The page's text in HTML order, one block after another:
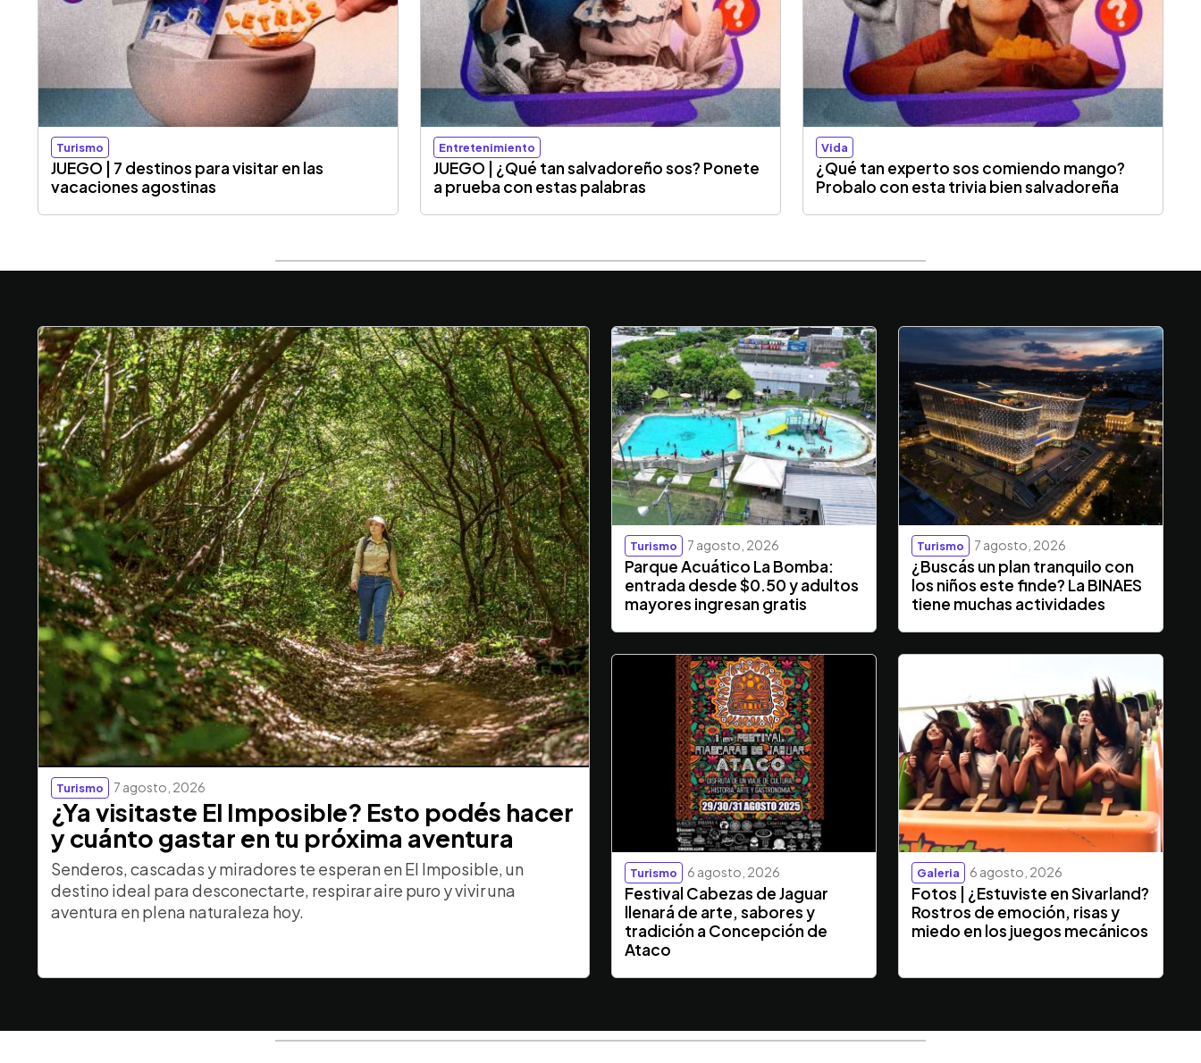
Turismo
JUEGO | 7 destinos para visitar en las
vacaciones agostinas
Entretenimiento
JUEGO | ¿Qué tan salvadoreño sos? Ponete
a prueba con estas palabras
Vida
¿Qué tan experto sos comiendo mango?
Probalo con esta trivia bien salvadoreña
Turismo 7 agosto, 2026
¿Ya visitaste El Imposible? Esto podés hacer
y cuánto gastar en tu próxima aventura
Senderos, cascadas y miradores te esperan en El Imposible, un
destino ideal para desconectarte, respirar aire puro y vivir una
aventura en plena naturaleza hoy.
Turismo 7 agosto, 2026
Parque Acuático La Bomba:
entrada desde $0.50 y adultos
mayores ingresan gratis
Turismo 7 agosto, 2026
¿Buscás un plan tranquilo con
los niños este finde? La BINAES
tiene muchas actividades
Turismo 6 agosto, 2026
Festival Cabezas de Jaguar
llenará de arte, sabores y
tradición a Concepción de
Ataco
Galeria 6 agosto, 2026
Fotos | ¿Estuviste en Sivarland?
Rostros de emoción, risas y
miedo en los juegos mecánicos